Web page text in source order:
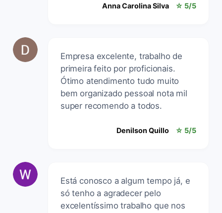
Anna Carolina Silva ☆ 5/5
Empresa excelente, trabalho de
primeira feito por proficionais.
Ótimo atendimento tudo muito
bem organizado pessoal nota mil
super recomendo a todos.
Denilson Quillo ☆ 5/5
Está conosco a algum tempo já, e
só tenho a agradecer pelo
excelentíssimo trabalho que nos